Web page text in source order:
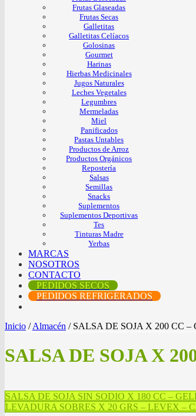
Frutas Glaseadas
Frutas Secas
Galletitas
Galletitas Celíacos
Golosinas
Gourmet
Harinas
Hierbas Medicinales
Jugos Naturales
Leches Vegetales
Legumbres
Mermeladas
Miel
Panificados
Pastas Untables
Productos de Arroz
Productos Orgánicos
Repostería
Salsas
Semillas
Snacks
Suplementos
Suplementos Deportivas
Tes
Tinturas Madre
Yerbas
MARCAS
NOSOTROS
CONTACTO
PEDIDOS SECOS
PEDIDOS REFRIGERADOS
Inicio / Almacén /SALSA DE SOJA X 200 CC –
SALSA DE SOJA X
SALSA DE SOJA SIN SODIO X 180 CC –
LEVADURA SOBRES X 20 GRS – LEVEX –